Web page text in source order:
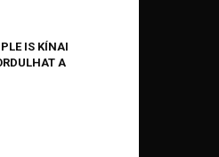
IS KÍNAI
A